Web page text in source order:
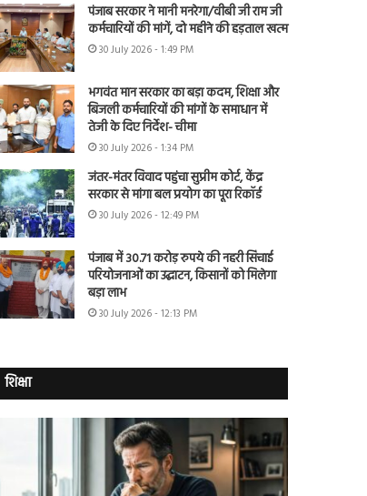
पंजाब सरकार ने मानी मनरेगा/वीबी जी राम जी
कर्मचारियों की मांगें, दो महीने की हड़ताल खत्म
30 July 2026 - 1:49 PM
भगवंत मान सरकार का बड़ा कदम, शिक्षा और
बिजली कर्मचारियों की मांगों के समाधान में
तेजी के दिए निर्देश- चीमा
30 July 2026 - 1:34 PM
जंतर-मंतर विवाद पहुंचा सुप्रीम कोर्ट, केंद्र
सरकार से मांगा बल प्रयोग का पूरा रिकॉर्ड
30 July 2026 - 12:49 PM
पंजाब में 30.71 करोड़ रुपये की नहरी सिंचाई
परियोजनाओं का उद्घाटन, किसानों को मिलेगा
बड़ा लाभ
30 July 2026 - 12:13 PM
शिक्षा